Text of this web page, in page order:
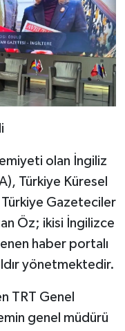
olan İngiliz
Türkiye Küresel
Gazeteciler
Öz; ikisi İngilizce
haber portalı
yönetmektedir.
TRT Genel
genel müdürü